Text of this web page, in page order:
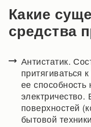
Какие
средства
Антистатик.
притягиваться
ее способность
поверхностей
бытовой